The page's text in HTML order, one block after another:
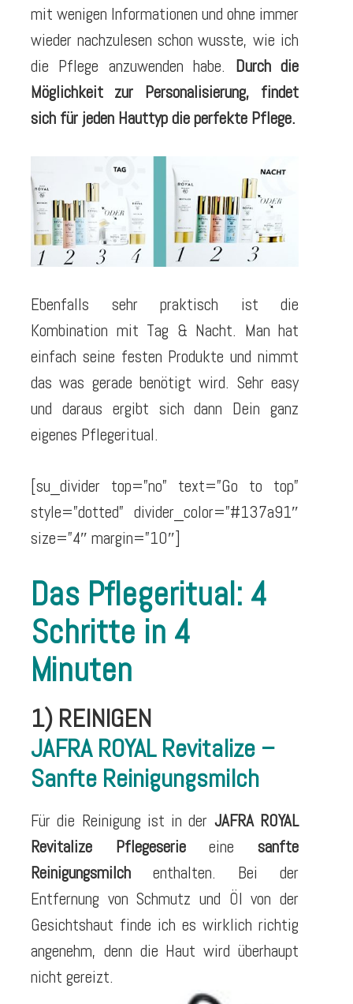
mit wenigen Informationen und ohne immer
wieder nachzulesen schon wusste, wie ich
die Pflege anzuwenden habe. Durch die
Möglichkeit zur Personalisierung, findet
sich für jeden Hauttyp die perfekte Pflege.
Ebenfalls sehr praktisch ist die
Kombination mit Tag & Nacht. Man hat
einfach seine festen Produkte und nimmt
das was gerade benötigt wird. Sehr easy
und daraus ergibt sich dann Dein ganz
eigenes Pflegeritual.
[su_divider top=”no” text=”Go to top”
style=”dotted” divider_color=”#137a91″
size=”4″ margin=”10″]
Das Pflegeritual: 4
Schritte in 4
Minuten
1) REINIGEN
JAFRA ROYAL Revitalize –
Sanfte Reinigungsmilch
Für die Reinigung ist in der JAFRA ROYAL
Revitalize Pflegeserieeinesanfte
Reinigungsmilch enthalten. Bei der
Entfernung von Schmutz und Öl von der
Gesichtshaut finde ich es wirklich richtig
angenehm, denn die Haut wird überhaupt
nicht gereizt.